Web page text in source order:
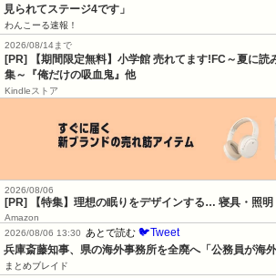
見られてステージ4です」
わんこーる速報！
2026/08/14まで
[PR] 【期間限定無料】小学館 売れてます!FC～夏に読
集～『俺だけの吸血鬼』他
Kindleストア
2026/08/06
[PR] 【特集】理想の眠りをデザインする… 寝具・照明
Amazon
2026/08/06 13:30
あとで読む 🐦Tweet
兵庫斎藤知事、県の海外事務所を全廃へ「公務員が海
まとめブレイド